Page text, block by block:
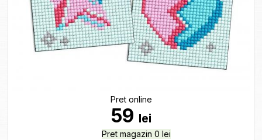
Pret online
59 lei
Pret magazin 0 lei